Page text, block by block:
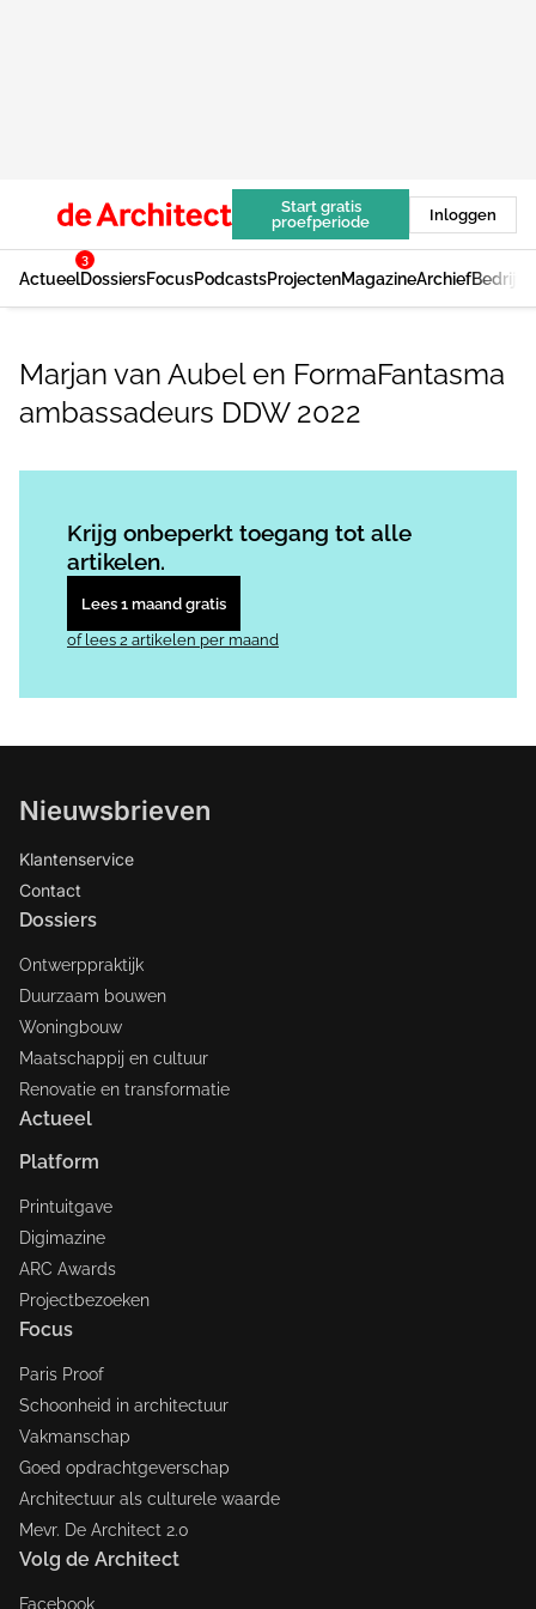
Start gratis
proefperiode
Inloggen
Actueel
3
DossiersFocusPodcastsProjectenMagazineArchief
Marjan van Aubel en FormaFantasma
ambassadeurs DDW 2022
Krijg onbeperkt toegang tot alle
artikelen.
Lees 1 maand gratis
of lees 2 artikelen per maand
Nieuwsbrieven
Klantenservice
Contact
Dossiers
Ontwerppraktijk
Duurzaam bouwen
Woningbouw
Maatschappij en cultuur
Renovatie en transformatie
Actueel
Platform
Printuitgave
Digimazine
ARC Awards
Projectbezoeken
Focus
Paris Proof
Schoonheid in architectuur
Vakmanschap
Goed opdrachtgeverschap
Architectuur als culturele waarde
Mevr. De Architect 2.0
Volg de Architect
Facebook